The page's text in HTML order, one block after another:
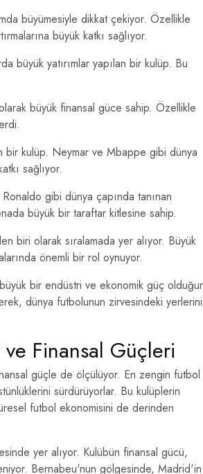
büyümesiyle dikkat çekiyor. Özellikle
büyük katkı sağlıyor.
büyük yatırımlar yapılan bir kulüp. Bu
büyük finansal güce sahip. Özellikle
bir kulüp. Neymar ve Mbappe gibi dünya
sağlıyor.
gibi dünya çapında tanınan
büyük bir taraftar kitlesine sahip.
biri olarak sıralamada yer alıyor. Büyük
önemli bir rol oynuyor.
bir endüstri ve ekonomik güç
dünya futbolunun zirvesindeki yerlerini
Finansal Güçleri
güçle de ölçülüyor. En zengin futbol
sürdürüyorlar. Bu kulüplerin
futbol ekonomisini de derinden
yer alıyor. Kulübün finansal gücü,
Bernabeu'nun gölgesinde, Madrid'in